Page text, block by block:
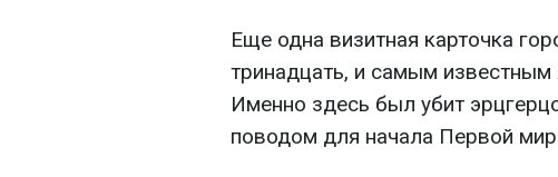
Еще одна визитная карточка
тринадцать, и самым известным
Именно здесь был убит
поводом для начала Первой